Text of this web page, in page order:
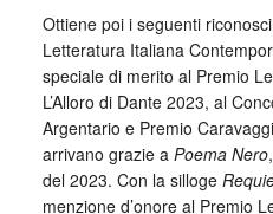
Ottiene poi i seguenti
Letteratura Italiana
speciale di merito al Premio
L’Alloro di Dante 2023, al
Argentario e Premio
arrivano grazie a Poema Nero
del 2023. Con la silloge
menzione d’onore al Premio